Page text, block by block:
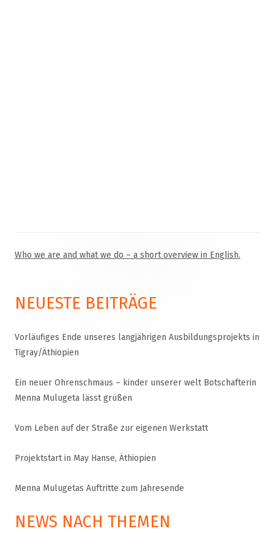
Haupt-
Who we are and what we do – a short overview in English.
NEUESTE BEITRÄGE
Vorläufiges Ende unseres langjährigen Ausbildungsprojekts in
Tigray/Äthiopien
Ein neuer Ohrenschmaus – kinder unserer welt Botschafterin
Menna Mulugeta lässt grüßen
Vom Leben auf der Straße zur eigenen Werkstatt
Projektstart in May Hanse, Äthiopien
Menna Mulugetas Auftritte zum Jahresende
NEWS NACH THEMEN